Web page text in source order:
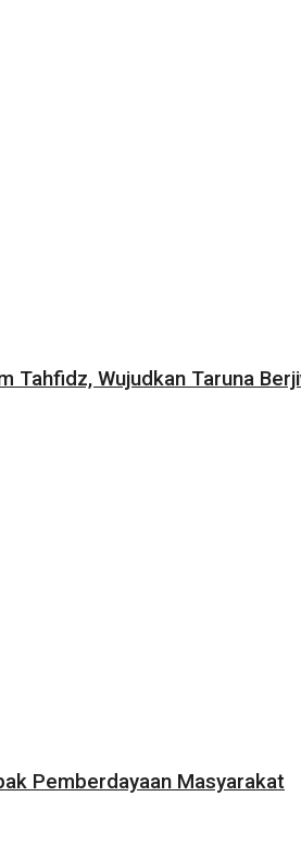
Wujudkan Taruna
Pemberdayaan Masyarakat